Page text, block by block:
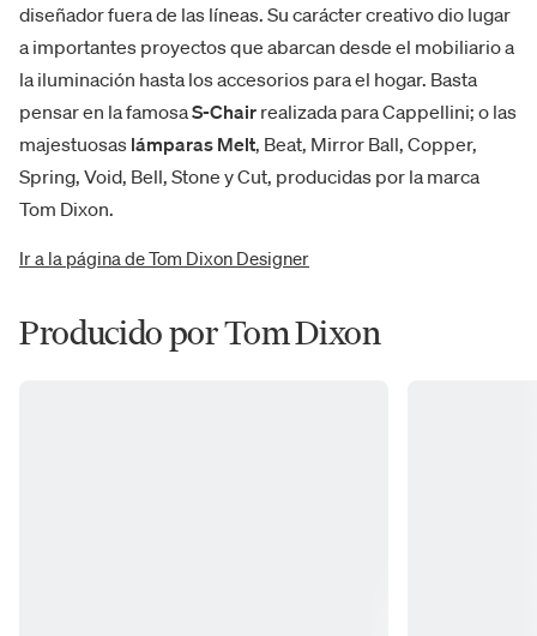
diseñador fuera de las líneas. Su carácter creativo dio lugar
a importantes proyectos que abarcan desde el mobiliario a
la iluminación hasta los accesorios para el hogar. Basta
pensar en la famosaS-Chair realizada para Cappellini; o las
majestuosas lámparas Melt, Beat, Mirror Ball, Copper,
Spring, Void, Bell, Stone y Cut, producidas por la marca
Tom Dixon.
Ir a la página de Tom Dixon Designer
Producido por Tom Dixon